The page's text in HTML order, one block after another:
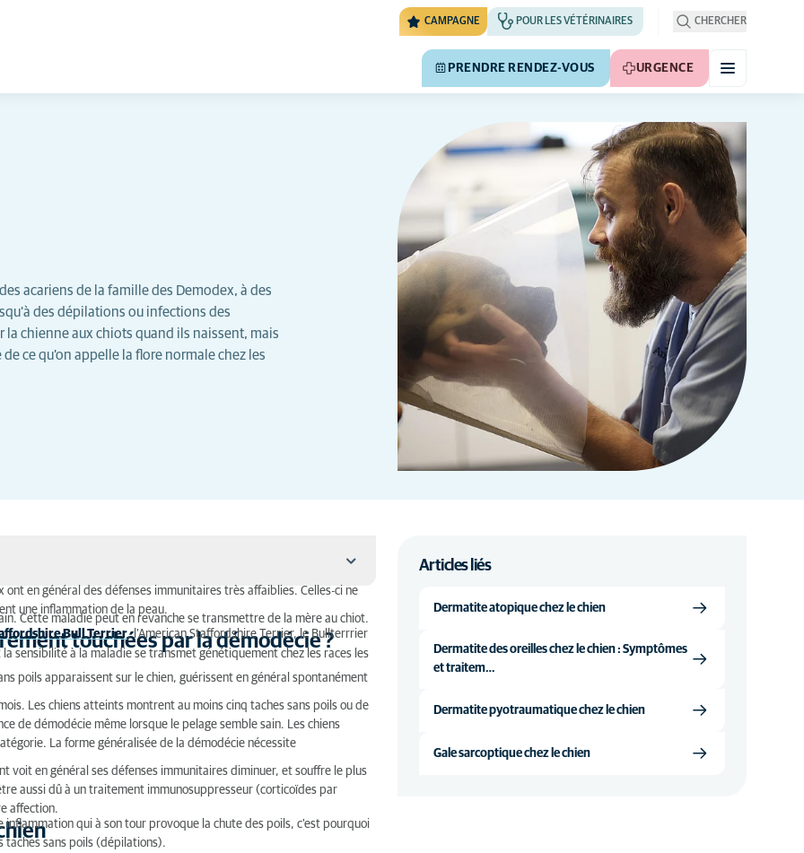
CAMPAGNE POUR LES VÉTÉRINAIRES CHERCHER
PRENDRE RENDEZ-VOUS URGENCE
acariens de la famille des Demodex, à des
des dépilations ou infections des
chienne aux chiots quand ils naissent, mais
ce qu'on appelle la flore normale chez les
par la démodécie ?
en général des défenses immunitaires très affaiblies. Celles-ci ne
une inflammation de la peau.
Cette maladie peut en revanche se transmettre de la mère au chiot.
touchées par la démodécie ?
Bull Terrier, l'American Staffordshire Terrier, le Bullterrrier
sensibilité à la maladie se transmet génétiquement chez les races les
poils apparaissent sur le chien, guérissent en général spontanément
Les chiens atteints montrent au moins cinq taches sans poils ou de
de démodécie même lorsque le pelage semble sain. Les chiens
La forme généralisée de la démodécie nécessite
voit en général ses défenses immunitaires diminuer, et souffre le plus
aussi dû à un traitement immunosuppresseur (corticoïdes par
affection.
qui à son tour provoque la chute des poils, c'est pourquoi
taches sans poils (dépilations).
Articles liés
Dermatite atopique chez le chien
Dermatite des oreilles chez le chien : Symptômes
et traitem…
Dermatite pyotraumatique chez le chien
Gale sarcoptique chez le chien